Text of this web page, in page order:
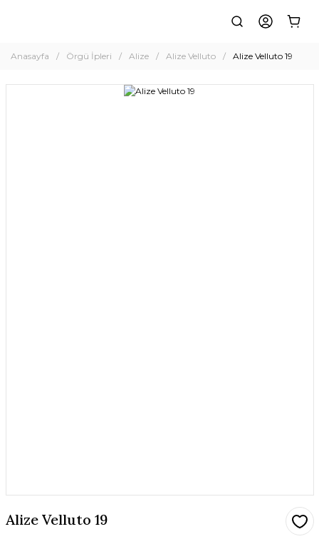
Anasayfa Örgü İpleri Alize Alize Velluto Alize Velluto 19
Alize Velluto 19